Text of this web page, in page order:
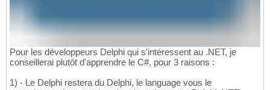
Pour les développeurs Delphi qui s'intéressent au .NET, je
conseillerai plutôt d'apprendre le C#, pour 3 raisons :
1) - Le Delphi restera du Delphi, le language vous le